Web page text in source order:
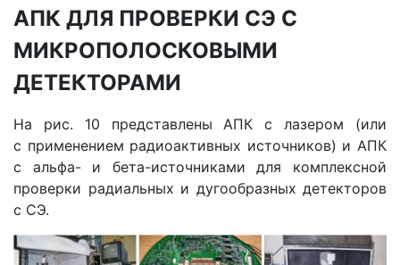
АПК ДЛЯ ПРОВЕРКИ СЭ С
МИКРОПОЛОСКОВЫМИ
ДЕТЕКТОРАМИ
На рис. 10 представлены АПК с лазером (или
с применением радиоактивных источников) и АПК
с альфа- и бета-источниками для комплексной
проверки радиальных и дугообразных детекторов
с СЭ.